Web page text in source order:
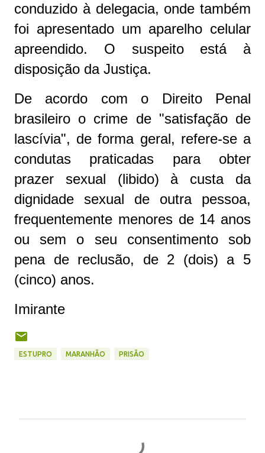
conduzido à delegacia, onde também
foi apresentado um aparelho celular
apreendido. O suspeito está à
disposição da Justiça.
De acordo com o Direito Penal
brasileiro o crime de "satisfação de
lascívia", de forma geral, refere-se a
condutas praticadas para obter
prazer sexual (libido) à custa da
dignidade sexual de outra pessoa,
frequentemente menores de 14 anos
ou sem o seu consentimento sob
pena de reclusão, de 2 (dois) a 5
(cinco) anos.
Imirante
ESTUPRO MARANHÃO PRISÃO